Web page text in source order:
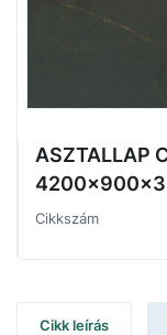
ASZTALLAP
Cikkszám
Cikk leírás